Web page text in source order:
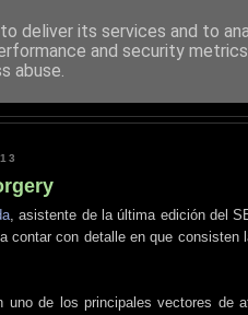
, asistente de la última edición del
contar con detalle en que consisten
uno de los principales vectores de
deliver its services and to
and security
abuse.